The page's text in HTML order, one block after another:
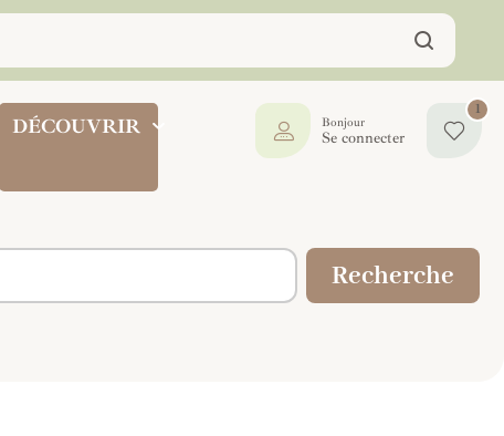
DÉCOUVRIR
1
Bonjour
Se connecter
Recherche